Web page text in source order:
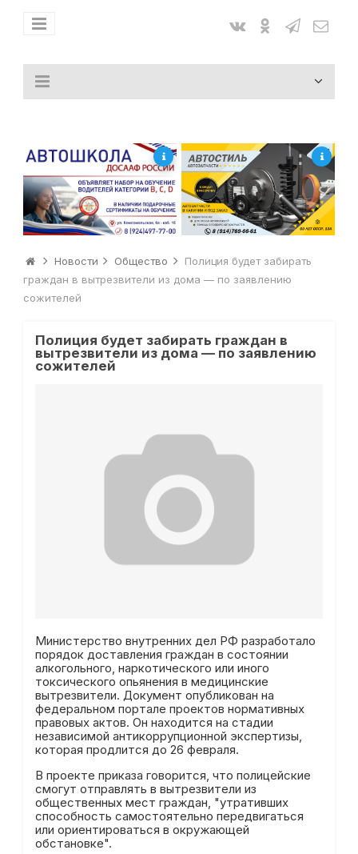
Новости Общество
Полиция будет забирать
граждан в вытрезвители из дома — по заявлению
сожителей
Полиция будет забирать граждан в
вытрезвители из дома — по заявлению
сожителей
Министерство внутренних дел РФ разработало
порядок доставления граждан в состоянии
алкогольного, наркотического или иного
токсического опьянения в медицинские
вытрезвители. Документ опубликован на
федеральном портале проектов нормативных
правовых актов. Он находится на стадии
независимой антикоррупционной экспертизы,
которая продлится до 26 февраля.
В проекте приказа говорится, что полицейские
смогут отправлять в вытрезвители из
общественных мест граждан, "утративших
способность самостоятельно передвигаться
или ориентироваться в окружающей
обстановке".